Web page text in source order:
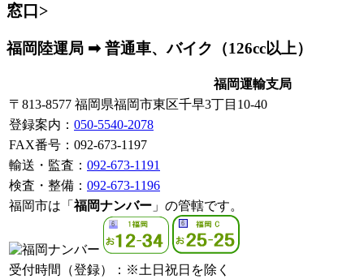
窓口>
福岡陸運局 ➡ 普通車、バイク（126cc以上）
福岡運輸支局
〒813-8577 福岡県福岡市東区千早3丁目10-40
登録案内 ： 050-5540-2078
FAX番号：092-673-1197
輸送・監査： 092-673-1191
検査・整備： 092-673-1196
福岡市は「福岡ナンバー 」の管轄です。
受付時間（登録）：※土日祝日を除く